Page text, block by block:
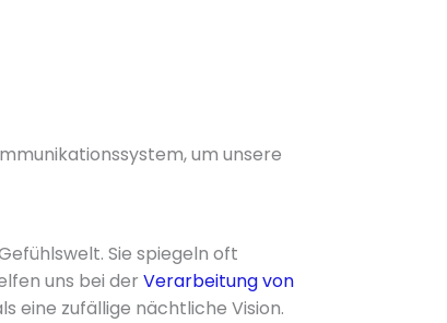
um unsere
Sie spiegeln oft
uns bei der Verarbeitung von
eine zufällige nächtliche Vision.